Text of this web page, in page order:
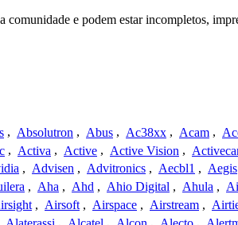
e podem estar incompletos,
, Absolutron , Abus , Ac38xx , Acam ,
, Activa , Active , Active Vision ,
, Advisen , Advitronics , Aecbl1 , Aegis
, Aha , Ahd , Ahio Digital , Ahula ,
, Airsoft , Airspace , Airstream ,